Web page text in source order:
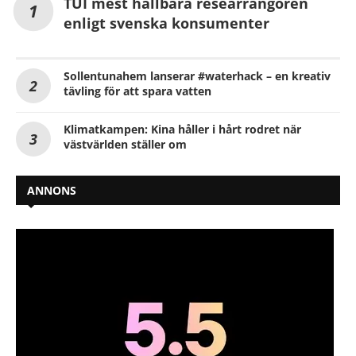
enligt svenska konsumenter
Sollentunahem lanserar #waterhack – en kreativ
tävling för att spara vatten
Klimatkampen: Kina håller i hårt rodret när
västvärlden ställer om
ANNONS